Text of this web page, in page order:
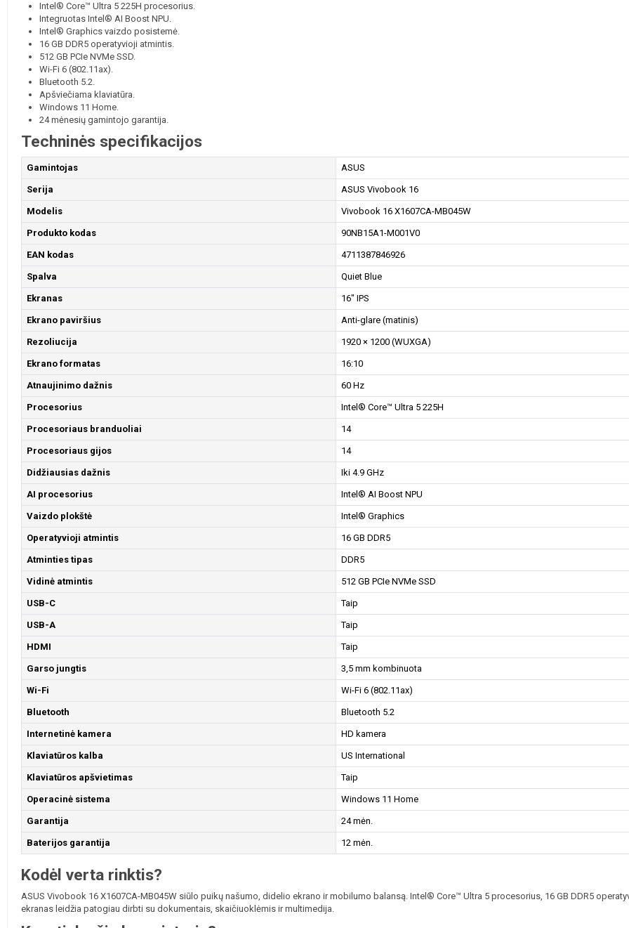
Intel® Core™ Ultra 5 225H procesorius.
Integruotas Intel® AI Boost NPU.
Intel® Graphics vaizdo posistemė.
16 GB DDR5 operatyvioji atmintis.
512 GB PCIe NVMe SSD.
Wi-Fi 6 (802.11ax).
Bluetooth 5.2.
Apšviečiama klaviatūra.
Windows 11 Home.
24 mėnesių gamintojo garantija.
Techninės specifikacijos
Gamintojas ASUS
Serija ASUS Vivobook 16
Modelis Vivobook 16 X1607CA-MB045W
Produkto kodas 90NB15A1-M001V0
EAN kodas 4711387846926
Spalva Quiet Blue
Ekranas 16" IPS
Ekrano paviršius Anti-glare (matinis)
Rezoliucija 1920 × 1200 (WUXGA)
Ekrano formatas 16:10
Atnaujinimo dažnis 60 Hz
Procesorius Intel® Core™ Ultra 5 225H
Procesoriaus branduoliai 14
Procesoriaus gijos 14
Didžiausias dažnis Iki 4.9 GHz
AI procesorius Intel® AI Boost NPU
Vaizdo plokštė Intel® Graphics
Operatyvioji atmintis 16 GB DDR5
Atminties tipas DDR5
Vidinė atmintis 512 GB PCIe NVMe SSD
USB-C Taip
USB-A Taip
HDMI Taip
Garso jungtis 3,5 mm kombinuota
Wi-Fi Wi-Fi 6 (802.11ax)
Bluetooth Bluetooth 5.2
Internetinė kamera HD kamera
Klaviatūros kalba US International
Klaviatūros apšvietimas Taip
Operacinė sistema Windows 11 Home
Garantija 24 mėn.
Baterijos garantija 12 mėn.
Kodėl verta rinktis?
ASUS Vivobook 16 X1607CA-MB045W siūlo puikų našumo, didelio ekrano ir mobilumo balansą. Intel® Core™ Ultra 5 procesorius, 16 GB DDR5
ekranas leidžia patogiau dirbti su dokumentais, skaičiuoklėmis ir multimedija.